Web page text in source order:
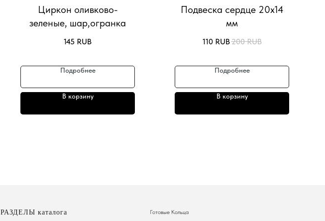
Циркон оливково-
зеленые, шар,огранка
145 RUB
Подробнее
В корзину
Подвеска сердце 20х14
мм
110 RUB200 RUB
Подробнее
В корзину
РАЗДЕЛЫ каталога
Готовые Кольца